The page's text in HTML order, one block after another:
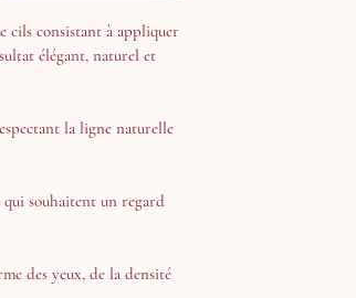
cils consistant à appliquer
élégant, naturel et
la ligne naturelle
qui souhaitent un regard
des yeux, de la densité